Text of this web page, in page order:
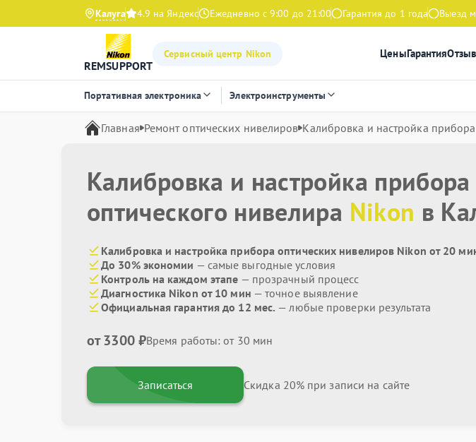
Калуга 4.9 на Яндекс Ежедневно с 9:00 до 21:00 Гарантия до 1 года Выезд
REMSUPPORT
Сервисный центр Nikon ЦеныГарантия
Портативная электроника Электроинструменты
Главная Ремонт оптических нивелиров Калибровка и настройка прибора
Калибровка и настройка прибора
оптического нивелира Nikon в
Калибровка и настройка прибора оптических нивелиров Nikon от 20
До 30% экономии — самые выгодные условия
Контроль на каждом этапе — прозрачный процесс
Диагностика Nikon от 10 мин — точное выявление
Официальная гарантия до 12 мес. — любые проверки результата
от 3300 ₽Время работы: от 30 мин
Записаться Скидка 20% при записи на сайте